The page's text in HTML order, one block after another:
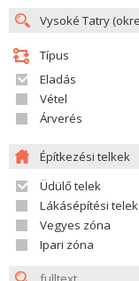
Típus
Eladás
Vétel
Árverés
Építkezési telkek
Üdülő telek
Lákásépítési telek
Vegyes zóna
Ipari zóna